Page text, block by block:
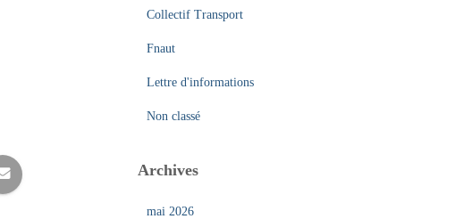
Collectif Transport
Fnaut
Lettre d'informations
Non classé
Archives
mai 2026